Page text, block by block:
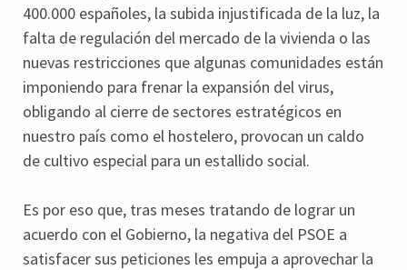
400.000 españoles, la subida injustificada de la luz, la
falta de regulación del mercado de la vivienda o las
nuevas restricciones que algunas comunidades están
imponiendo para frenar la expansión del virus,
obligando al cierre de sectores estratégicos en
nuestro país como el hostelero, provocan un caldo
de cultivo especial para un estallido social.
Es por eso que, tras meses tratando de lograr un
acuerdo con el Gobierno, la negativa del PSOE a
satisfacer sus peticiones les empuja a aprovechar la